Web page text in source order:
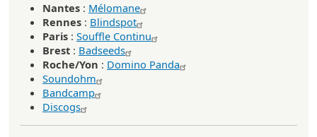
Nantes : Mélomane
Rennes : Blindspot
Paris : Souffle Continu
Brest : Badseeds
Roche/Yon : Domino Panda
Soundohm
Bandcamp
Discogs